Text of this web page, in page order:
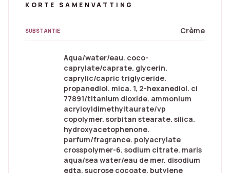
KORTE SAMENVATTING
SUBSTANTIE Crème
Aqua/water/eau. coco-
caprylate/caprate. glycerin.
caprylic/capric triglyceride.
propanediol. mica. 1, 2-hexanediol. ci
77891/titanium dioxide. ammonium
acryloyldimethyltaurate/vp
copolymer. sorbitan stearate. silica.
hydroxyacetophenone.
parfum/fragrance. polyacrylate
crosspolymer-6. sodium citrate. maris
aqua/sea water/eau de mer. disodium
edta. sucrose cocoate. butylene